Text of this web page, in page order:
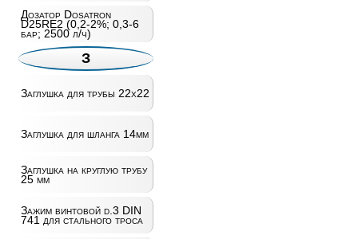
Дозатор Dosatron
D25RE2 (0,2-2%; 0,3-6
бар; 2500 л/ч)
З
Заглушка для трубы 22х22
Заглушка для шланга 14мм
Заглушка на круглую трубу
25 мм
Зажим винтовой d.3 DIN
741 для стального троса